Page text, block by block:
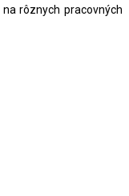
rôznych pracovných